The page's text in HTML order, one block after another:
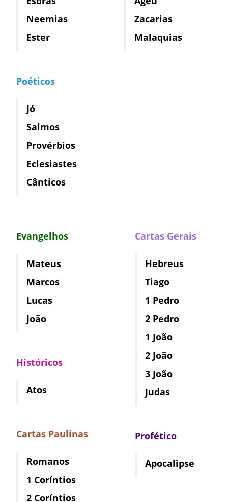
Neemias
Ester
Poéticos
Jó
Salmos
Provérbios
Eclesiastes
Cânticos
Zacarias
Malaquias
Evangelhos
Mateus
Marcos
Lucas
João
Históricos
Atos
Cartas Paulinas
Romanos
1 Coríntios
2 Coríntios
Cartas Gerais
Hebreus
Tiago
1 Pedro
2 Pedro
1 João
2 João
3 João
Judas
Profético
Apocalipse